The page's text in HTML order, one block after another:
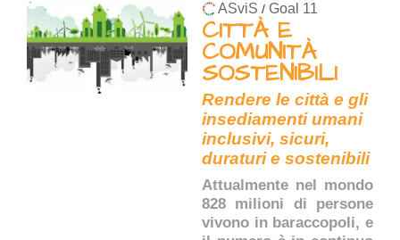
ASviS / Goal 11
CITTÀ E
COMUNITÀ
SOSTENIBILI
Rendere le città e gli
insediamenti umani
inclusivi, sicuri,
duraturi e sostenibili
Attualmente nel mondo
828 milioni di persone
vivono in baraccopoli, e